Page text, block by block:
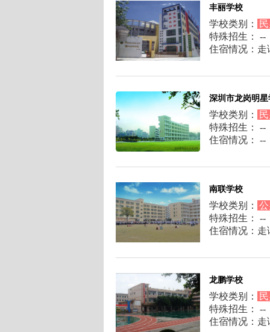
丰丽学校
学校类别：
特殊招生： --
住宿情况：走
深圳市龙岗明星
学校类别：
特殊招生： --
住宿情况： --
南联学校
学校类别：
特殊招生： --
住宿情况：走
龙鹏学校
学校类别：
特殊招生： --
住宿情况：走